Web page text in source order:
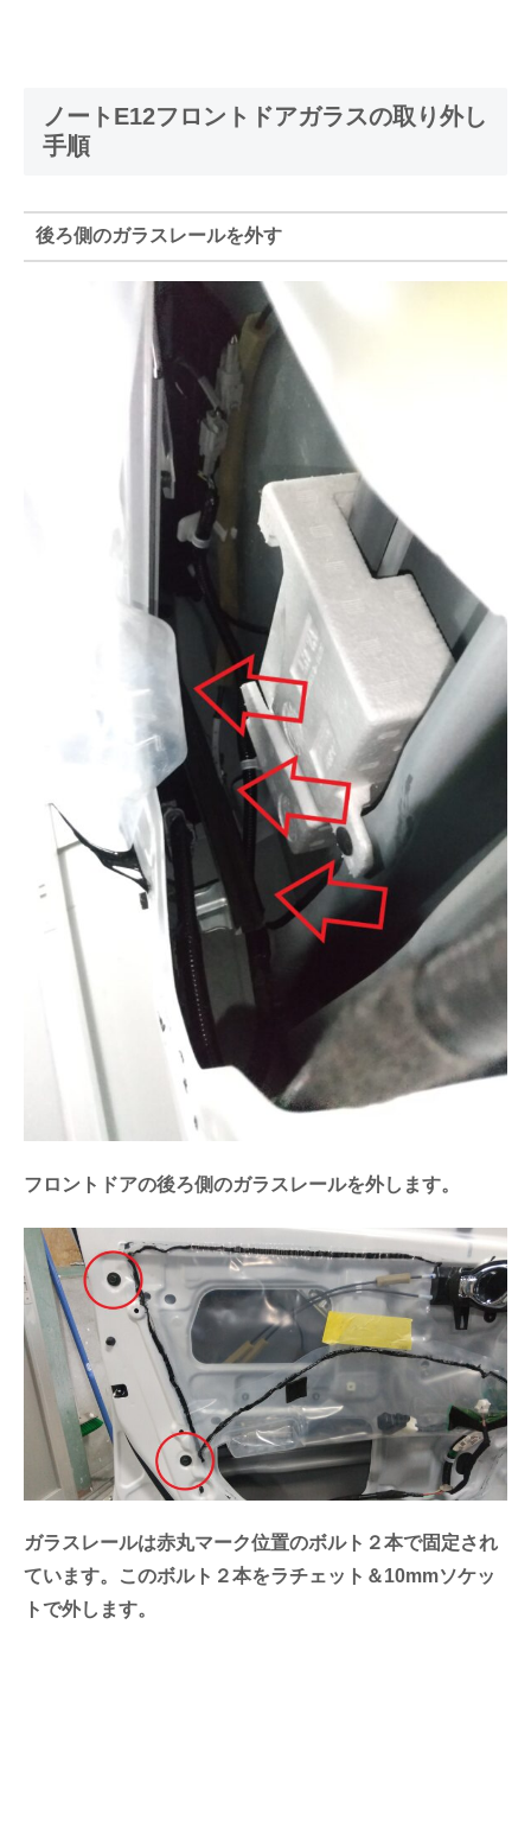
ノートE12フロントドアガラスの取り外し
手順
後ろ側のガラスレールを外す
フロントドアの後ろ側のガラスレールを外します。
ガラスレールは赤丸マーク位置のボルト２本で固定され
ています。このボルト２本をラチェット＆10mmソケッ
トで外します。